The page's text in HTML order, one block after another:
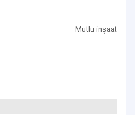
Mutlu inşaat